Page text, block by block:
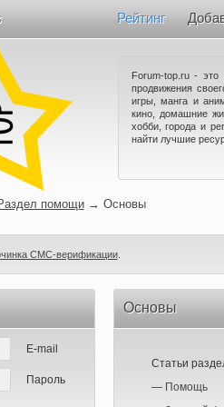
Рейтинг
Forum-top.ru - это
продвижения
игры, манга и
кино, домашние
хобби, города и
найти лучшие
помощи → Основы
СМС-верификации.
E-mail
Пароль
Основы
Статьи
— Помощь